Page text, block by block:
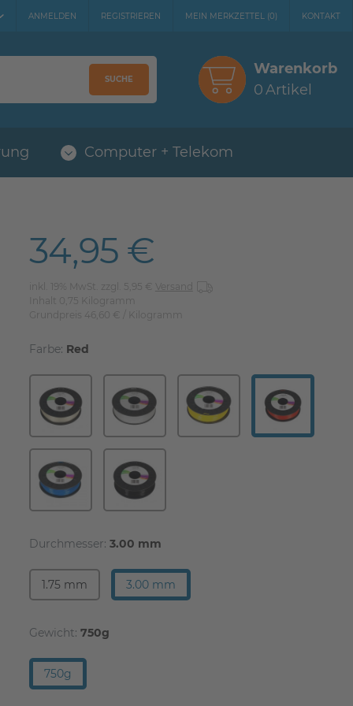
ANMELDEN REGISTRIEREN MEIN MERKZETTEL (0) KONTAKT
SUCHE
Warenkorb
0Artikel
Computer + Telekom
34,95 €
inkl. 19% MwSt. zzgl. 5,95 €
Versand
Inhalt
Kilogramm
46,60 € / Kilogramm
Farbe: Red
Durchmesser: 3.00 mm
1.75 mm 3.00 mm
Gewicht: 750g
750g